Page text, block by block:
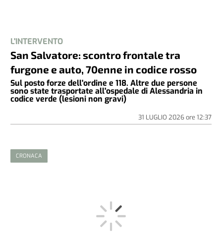
L'INTERVENTO
San Salvatore: scontro frontale tra
furgone e auto, 70enne in codice rosso
Sul posto forze dell'ordine e 118. Altre due persone
sono state trasportate all'ospedale di Alessandria in
codice verde (lesioni non gravi)
31 LUGLIO 2026ore 12:37
CRONACA